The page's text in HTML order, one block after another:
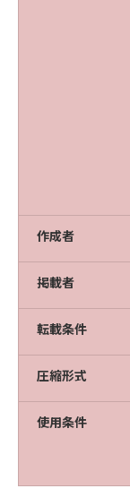
作成者
掲載者
転載条件
圧縮形式
使用条件